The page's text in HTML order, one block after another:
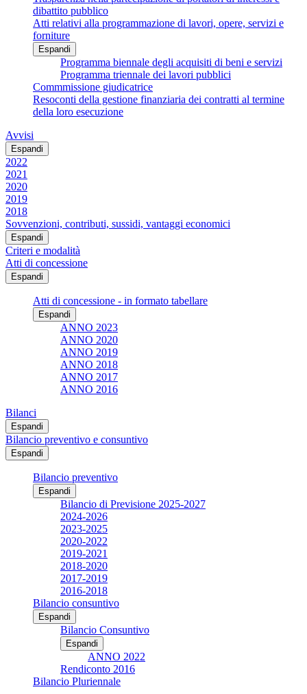
dibattito pubblico
Atti relativi alla programmazione di lavori, opere, servizi e
forniture
Espandi
Programma biennale degli acquisiti di beni e servizi
Programma triennale dei lavori pubblici
Commmissione giudicatrice
Resoconti della gestione finanziaria dei contratti al termine
della loro esecuzione
Avvisi
Espandi
2022
2021
2020
2019
2018
Sovvenzioni, contributi, sussidi, vantaggi economici
Espandi
Criteri e modalità
Atti di concessione
Espandi
Atti di concessione - in formato tabellare
Espandi
ANNO 2023
ANNO 2020
ANNO 2019
ANNO 2018
ANNO 2017
ANNO 2016
Bilanci
Espandi
Bilancio preventivo e consuntivo
Espandi
Bilancio preventivo
Espandi
Bilancio di Previsione 2025-2027
2024-2026
2023-2025
2020-2022
2019-2021
2018-2020
2017-2019
2016-2018
Bilancio consuntivo
Espandi
Bilancio Consuntivo
Espandi
ANNO 2022
Rendiconto 2016
Bilancio Pluriennale